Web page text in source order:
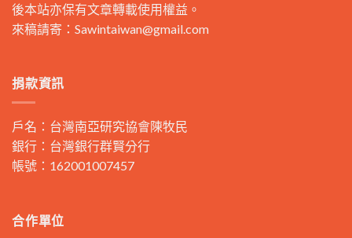
後本站亦保有文章轉載使用權益。
來稿請寄： Sawintaiwan@gmail.com
捐款資訊
戶名：台灣南亞研究協會陳牧民
銀行：台灣銀行群賢分行
帳號：162001007457
合作單位